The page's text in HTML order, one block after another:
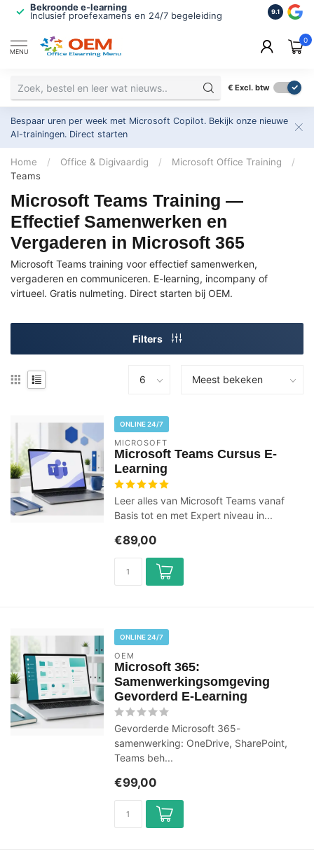
Bekroonde e-learning
Inclusief proefexamens en 24/7 begeleiding
ISO
2.500+
9.1
MENU
0
€ Excl. btw
Bespaar uren per week met Microsoft Copilot. Bekijk onze nieuwe
AI-trainingen. Direct starten
Home / Office & Digivaardig / Microsoft Office Training
/
Teams
Microsoft Teams Training —
Effectief Samenwerken en
Vergaderen in Microsoft 365
Microsoft Teams training voor effectief samenwerken,
vergaderen en communiceren. E-learning, incompany of
virtueel. Gratis nulmeting. Direct starten bij OEM.
Filters
ONLINE 24/7
MICROSOFT
Microsoft Teams Cursus E-
Learning
Leer alles van Microsoft Teams vanaf
Basis tot en met Expert niveau in...
€89,00
ONLINE 24/7
OEM
Microsoft 365:
Samenwerkingsomgeving
Gevorderd E-Learning
Gevorderde Microsoft 365-
samenwerking: OneDrive, SharePoint,
Teams beh...
€99,00